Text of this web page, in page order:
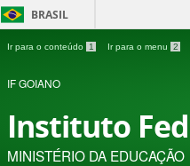
BRASIL
Ir para o conteúdo 1 Ir para o menu 2
IF GOIANO
Instituto
MINISTÉRIO DA EDUCAÇÃO